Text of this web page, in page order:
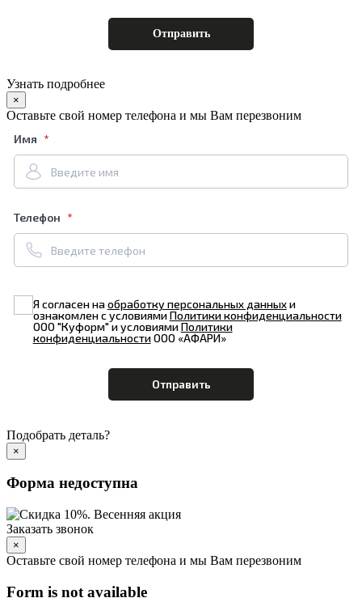
Узнать подробнее
×
Оставьте свой номер телефона и мы Вам перезвоним
Имя
Телефон
Я согласен наобработку персональных данныхи
ознакомлен с условиямиПолитики конфиденциальности
ООО "Куформ" и условиямиПолитики
конфиденциальностиООО «АФАРИ»
Подобрать деталь?
×
Форма недоступна
Заказать звонок
×
Оставьте свой номер телефона и мы Вам перезвоним
Form is not available